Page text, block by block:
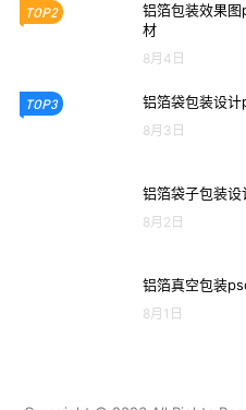
TOP2
铝箔包装效果
材
8月4日
TOP3 铝箔袋包装设
8月3日
铝箔袋子包装
8月2日
铝箔真空包装
8月1日